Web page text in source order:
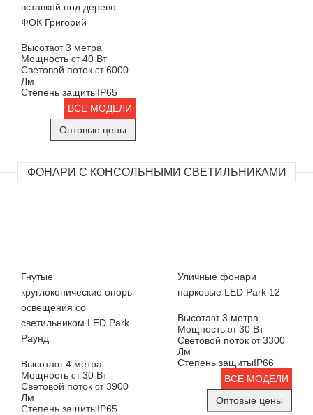
вставкой под дерево
ФОК Григорий
Высотаот 3 метра
Мощность от 40 Вт
Световой поток от 6000
Лм
Степень защитыIP65
ВСЕ МОДЕЛИ
Оптовые цены
ФОНАРИ С КОНСОЛЬНЫМИ СВЕТИЛЬНИКАМИ
Гнутые
круглоконические опоры
освещения со
светильником LED Park
Раунд
Высотаот 4 метра
Мощность от 30 Вт
Световой поток от 3900
Лм
Степень защитыIP65
Уличные фонари
парковые LED Park 12
Высотаот 3 метра
Мощность от 30 Вт
Световой поток от 3300
Лм
Степень защитыIP66
ВСЕ МОДЕЛИ
Оптовые цены